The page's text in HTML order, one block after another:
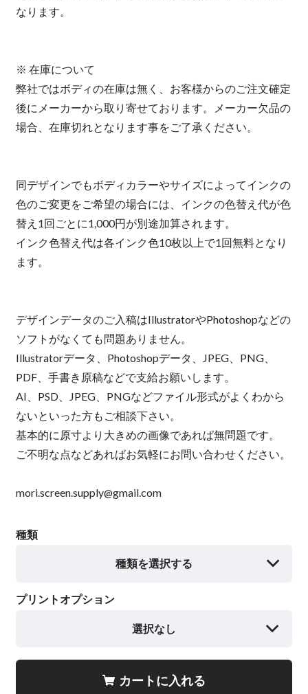
なります。
※ 在庫について
弊社ではボディの在庫は無く、お客様からのご注文確定
後にメーカーから取り寄せております。メーカー欠品の
場合、在庫切れとなります事をご了承ください。
同デザインでもボディカラーやサイズによってインクの
色のご変更をご希望の場合には、インクの色替え代が色
替え1回ごとに1,000円が別途加算されます。
インク色替え代は各インク色10枚以上で1回無料となり
ます。
デザインデータのご入稿はIllustratorやPhotoshopなどの
ソフトがなくても問題ありません。
Illustratorデータ、Photoshopデータ、JPEG、PNG、
PDF、手書き原稿などで支給お願いします。
AI、PSD、JPEG、PNGなどファイル形式がよくわから
ないといった方もご相談下さい。
基本的に原寸より大きめの画像であれば無問題です。
ご不明な点などあればお気軽にお問い合わせください。
mori.screen.supply@gmail.com
種類
種類を選択する
プリントオプション
選択なし
カートに入れる